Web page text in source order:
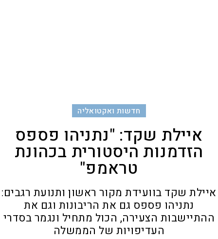
חדשות ואקטואליה
איילת שקד: "נתניהו פספס
הזדמנות היסטורית בכהונת
טראמפ"
איילת שקד בוועידת מקור ראשון ותנועת רגבים:
נתניהו פספס גם את הריבונות וגם את
ההתיישבות הצעירה, הכול מתחיל ונגמר בסדרי
העדיפויות של הממשלה